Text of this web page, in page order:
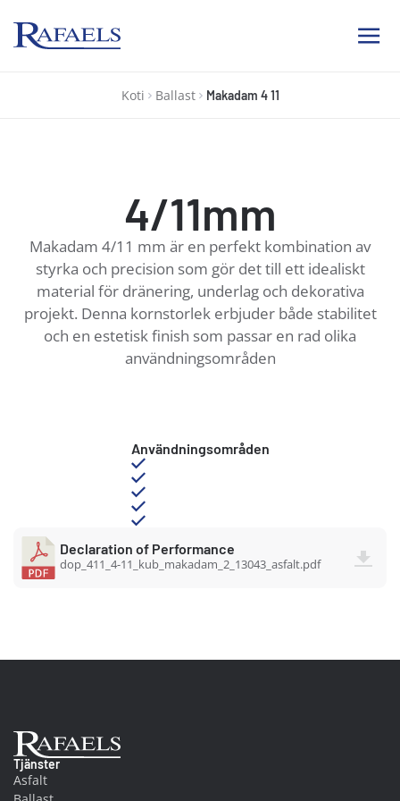
Ab Rafael
Koti Ballast Makadam 4 11
4/11mm
Makadam 4/11 mm är en perfekt kombination av
styrka och precision som gör det till ett idealiskt
material för dränering, underlag och dekorativa
projekt. Denna kornstorlek erbjuder både stabilitet
och en estetisk finish som passar en rad olika
användningsområden
Användningsområden
Declaration of Performance
dop_411_4-11_kub_makadam_2_13043_asfalt.pdf
Ab Rafael
Tjänster
Asfalt